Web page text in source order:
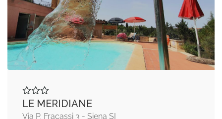
LE MERIDIANE
Via P. Fracassi 3 - Siena SI